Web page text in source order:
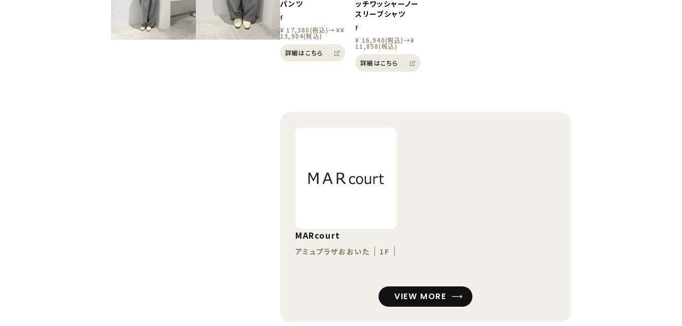
パンツ
f
¥ 17,380(税込)→￥¥
13,904(税込)
詳細はこちら
ッチワッシャーノー
スリーブシャツ
f
¥ 16,940(税込)→¥
11,858(税込)
詳細はこちら
MARcourt
アミュプラザおおいた 1F
VIEW MORE